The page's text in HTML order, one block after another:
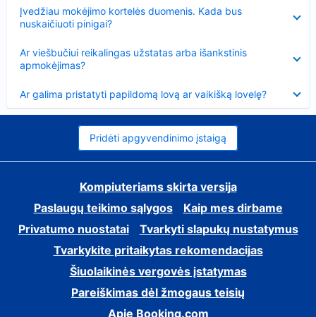
Įvedžiau mokėjimo kortelės duomenis. Kada bus
nuskaičiuoti pinigai?
Ar viešbučiui reikalingas užstatas arba išankstinis
apmokėjimas?
Ar galima pristatyti papildomą lovą ar vaikišką lovelę?
Pridėti apgyvendinimo įstaigą
Kompiuteriams skirta versija
Paslaugų teikimo sąlygos
Kaip mes dirbame
Privatumo nuostatai
Tvarkyti slapukų nustatymus
Tvarkykite pritaikytas rekomendacijas
Šiuolaikinės vergovės įstatymas
Pareiškimas dėl žmogaus teisių
Apie Booking.com